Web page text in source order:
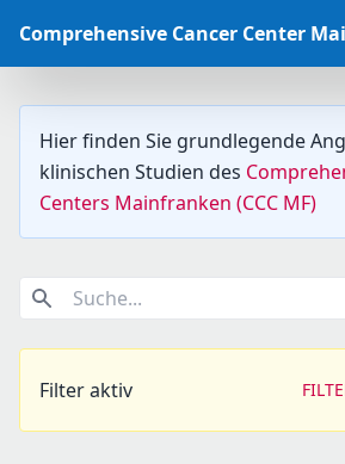
Hier finden Sie grundlegende
klinischen Studien des
Centers Mainfranken (CCC MF)
Suche...
Filter aktiv